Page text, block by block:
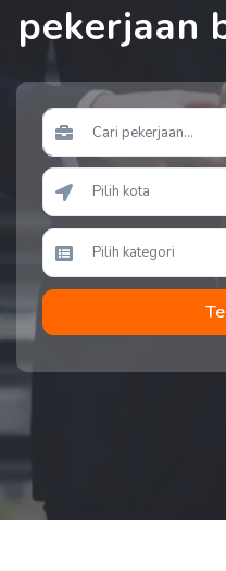
pekerjaan